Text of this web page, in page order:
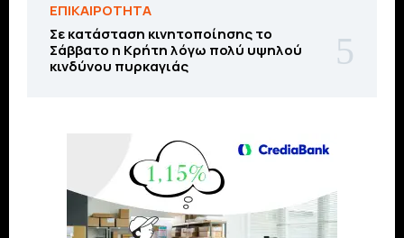
ΕΠΙΚΑΙΡΟΤΗΤΑ
Σε κατάσταση κινητοποίησης το
Σάββατο η Κρήτη λόγω πολύ υψηλού
κινδύνου πυρκαγιάς